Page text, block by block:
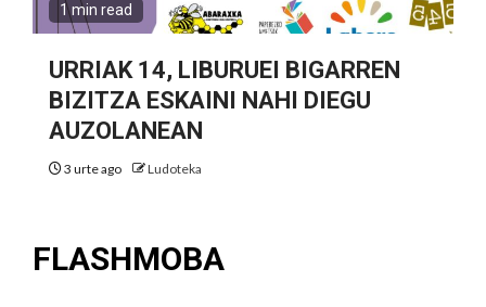
1 min read
URRIAK 14, LIBURUEI BIGARREN
BIZITZA ESKAINI NAHI DIEGU
AUZOLANEAN
3 urte ago Ludoteka
FLASHMOBA